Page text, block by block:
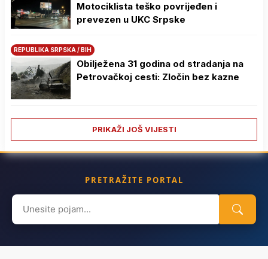
Motociklista teško povrijeđen i
prevezen u UKC Srpske
REPUBLIKA SRPSKA / BIH
Obilježena 31 godina od stradanja na
Petrovačkoj cesti: Zločin bez kazne
PRIKAŽI JOŠ VIJESTI
PRETRAŽITE PORTAL
Search
for: